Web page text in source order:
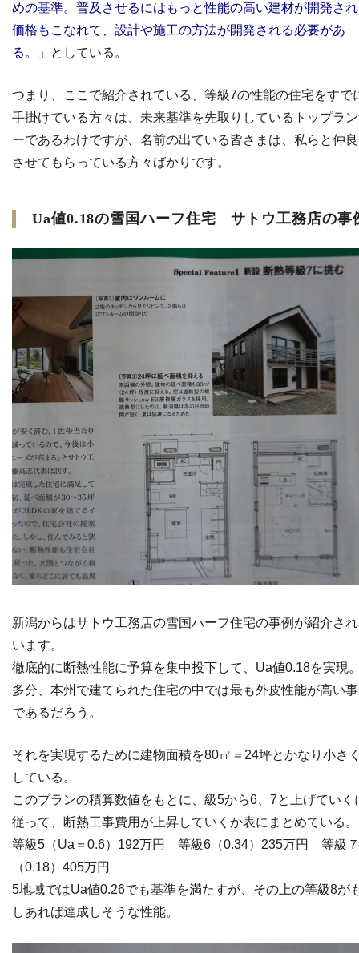
めの基準。普及させるにはもっと性能の高い建材が開発さ
価格もこなれて、設計や施工の方法が開発される必要があ
る。」
としている。
つまり、ここで紹介されている、等級7の性能の住宅をすで
手掛けている方々は、未来基準を先取りしているトップラ
ーであるわけですが、名前の出ている皆さまは、私らと仲
させてもらっている方々ばかりです。
Ua値0.18の雪国ハーフ住宅 サトウ工務店の事
新潟からはサトウ工務店の雪国ハーフ住宅の事例が紹介さ
います。
徹底的に断熱性能に予算を集中投下して、Ua値0.18を実現
多分、本州で建てられた住宅の中では最も外皮性能が高い
であるだろう。
それを実現するために建物面積を80㎡＝24坪とかなり小さ
している。
このプランの積算数値をもとに、級5から6、7と上げていく
従って、断熱工事費用が上昇していくか表にまとめている。
等級5（Ua＝0.6）192万円 等級6（0.34）235万円 等級７
（0.18）405万円
5地域ではUa値0.26でも基準を満たすが、その上の等級8が
しあれば達成しそうな性能。